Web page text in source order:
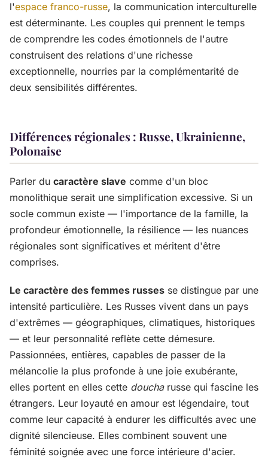
l'espace franco-russe, la communication interculturelle
est déterminante. Les couples qui prennent le temps
de comprendre les codes émotionnels de l'autre
construisent des relations d'une richesse
exceptionnelle, nourries par la complémentarité de
deux sensibilités différentes.
Différences régionales : Russe, Ukrainienne,
Polonaise
Parler du caractère slave comme d'un bloc
monolithique serait une simplification excessive. Si un
socle commun existe — l'importance de la famille, la
profondeur émotionnelle, la résilience — les nuances
régionales sont significatives et méritent d'être
comprises.
Le caractère des femmes russes se distingue par une
intensité particulière. Les Russes vivent dans un pays
d'extrêmes — géographiques, climatiques, historiques
— et leur personnalité reflète cette démesure.
Passionnées, entières, capables de passer de la
mélancolie la plus profonde à une joie exubérante,
elles portent en elles cette doucharusse qui fascine les
étrangers. Leur loyauté en amour est légendaire, tout
comme leur capacité à endurer les difficultés avec une
dignité silencieuse. Elles combinent souvent une
féminité soignée avec une force intérieure d'acier.